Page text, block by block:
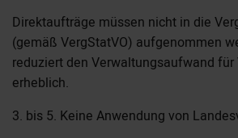
Direktaufträge müssen nicht in die
(gemäß VergStatVO) aufgenommen
reduziert den Verwaltungsaufwand
erheblich.
3. bis 5. Keine Anwendung von